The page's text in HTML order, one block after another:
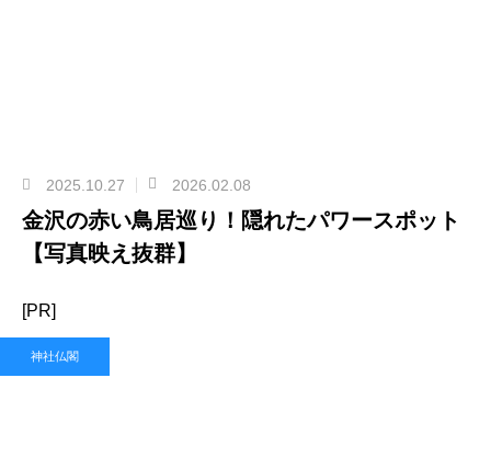
2025.10.27 2026.02.08
金沢の赤い鳥居巡り！隠れたパワースポット
【写真映え抜群】
[PR]
神社仏閣